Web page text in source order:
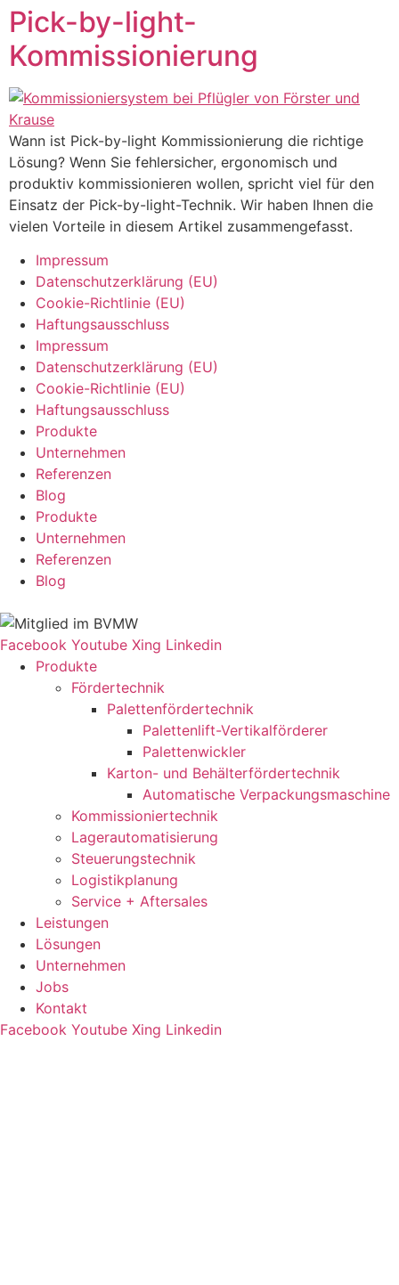
Pick-by-light-
Kommissionierung
Wann ist Pick-by-light Kommissionierung die richtige
Lösung? Wenn Sie fehlersicher, ergonomisch und
produktiv kommissionieren wollen, spricht viel für den
Einsatz der Pick-by-light-Technik. Wir haben Ihnen die
vielen Vorteile in diesem Artikel zusammengefasst.
Impressum
Datenschutzerklärung (EU)
Cookie-Richtlinie (EU)
Haftungsausschluss
Impressum
Datenschutzerklärung (EU)
Cookie-Richtlinie (EU)
Haftungsausschluss
Produkte
Unternehmen
Referenzen
Blog
Produkte
Unternehmen
Referenzen
Blog
Facebook Youtube Xing Linkedin
Produkte
Fördertechnik
Palettenfördertechnik
Palettenlift-Vertikalförderer
Palettenwickler
Karton- und Behälterfördertechnik
Automatische Verpackungsmaschine
Kommissioniertechnik
Lagerautomatisierung
Steuerungstechnik
Logistikplanung
Service + Aftersales
Leistungen
Lösungen
Unternehmen
Jobs
Kontakt
Facebook Youtube Xing Linkedin